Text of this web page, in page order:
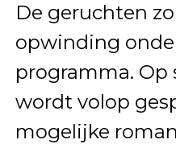
De geruchten
opwinding
programma. Op
wordt volop
mogelijke